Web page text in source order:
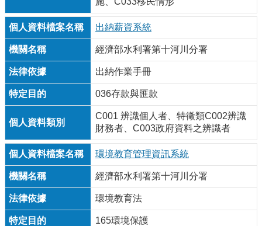
出納薪資系統
經濟部水利署第十河川分署
出納作業手冊
036存款與匯款
C001 辨識個人者、特徵類C002辨識
財務者、C003政府資料之辨識者
環境教育管理資訊系統
經濟部水利署第十河川分署
環境教育法
165環境保護